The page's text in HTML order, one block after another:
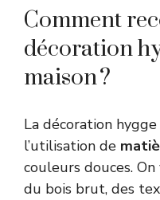
Comment
décoration
maison ?
La décoration
l’utilisation de
couleurs douces.
du bois brut, des